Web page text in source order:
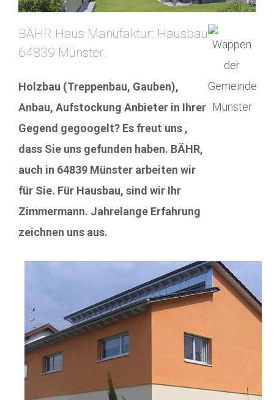
BÄHR Haus Manufaktur: Hausbau
64839 Münster.
Holzbau (Treppenbau, Gauben),
Anbau, Aufstockung Anbieter in Ihrer
Gegend gegoogelt? Es freut uns ,
dass Sie uns gefunden haben. BÄHR,
auch in 64839 Münster arbeiten wir
für Sie. Für Hausbau, sind wir Ihr
Zimmermann. Jahrelange Erfahrung
zeichnen uns aus.